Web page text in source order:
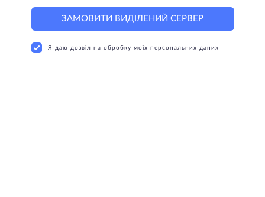
ЗАМОВИТИ ВИДІЛЕНИЙ СЕРВЕР
Я даю дозвіл на обробку моїх персональних даних